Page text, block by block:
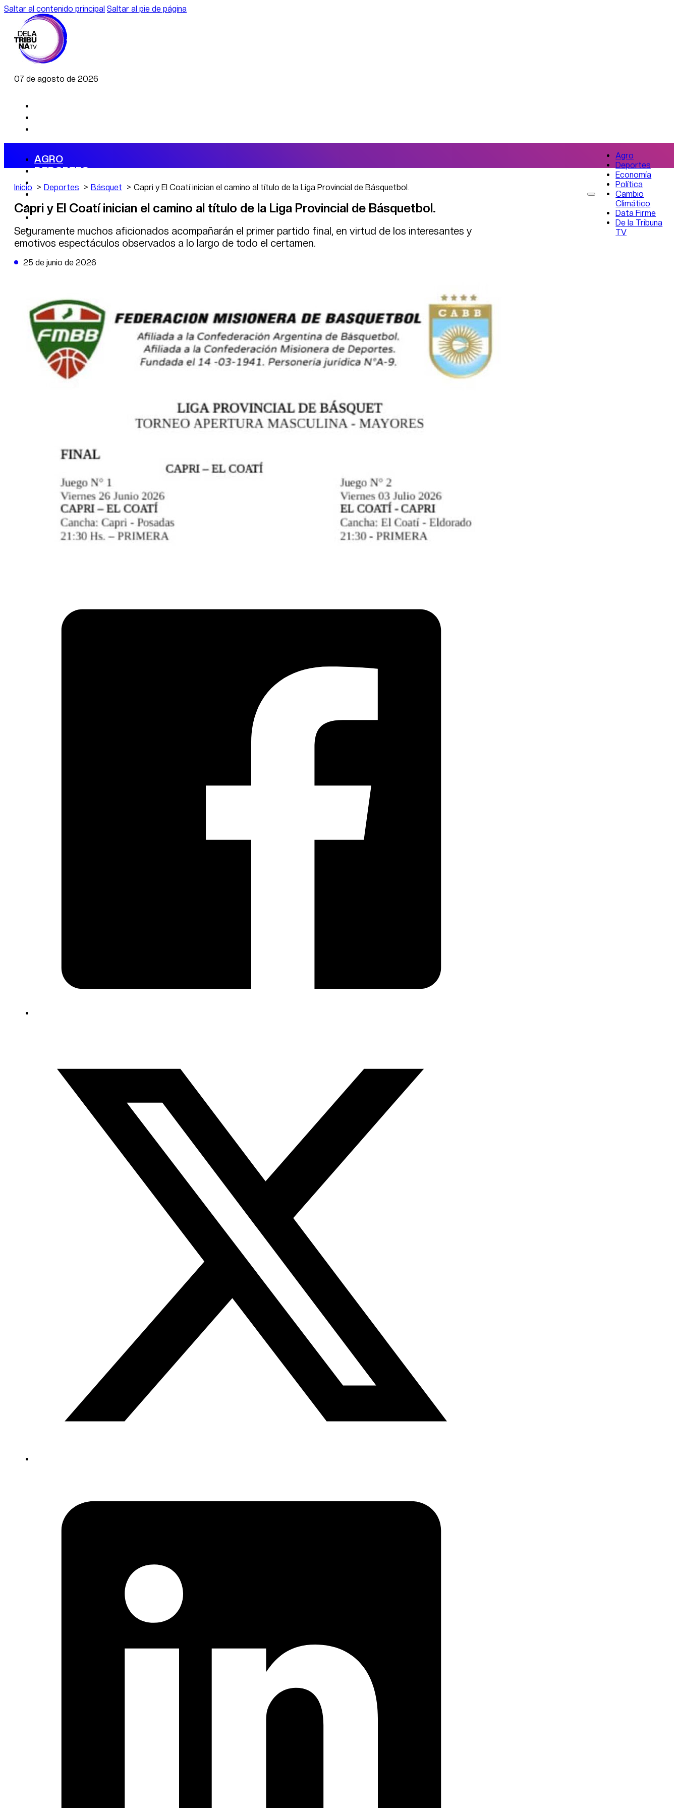
Saltar al contenido principal Saltar al pie de página
07 de agosto de 2026
AGRO
DEPORTES
ECONOMÍA
POLÍTICA
CAMBIO CLIMÁTICO
DATA FIRME
DE LA TRIBUNA TV
Agro
Deportes
Economía
Política
Cambio
Climático
Data Firme
De la Tribuna
TV
Inicio Deportes Básquet Capri y El Coatí inician el camino al título de la Liga Provincial de Básquetbol.
Capri y El Coatí inician el camino al título de la Liga Provincial de Básquetbol.
Seguramente muchos aficionados acompañarán el primer partido final, en virtud de los interesantes y
emotivos espectáculos observados a lo largo de todo el certamen.
25 de junio de 2026